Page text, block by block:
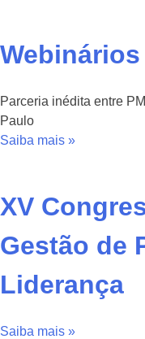
Parceria inédita entre
Paulo
Saiba mais »
XV
Gestão de
Liderança
Saiba mais »